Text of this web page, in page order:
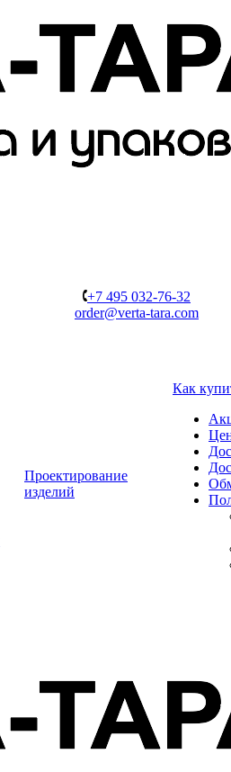
+7 495 032-76-32
order@verta-tara.com
Проектирование
изделий
Как